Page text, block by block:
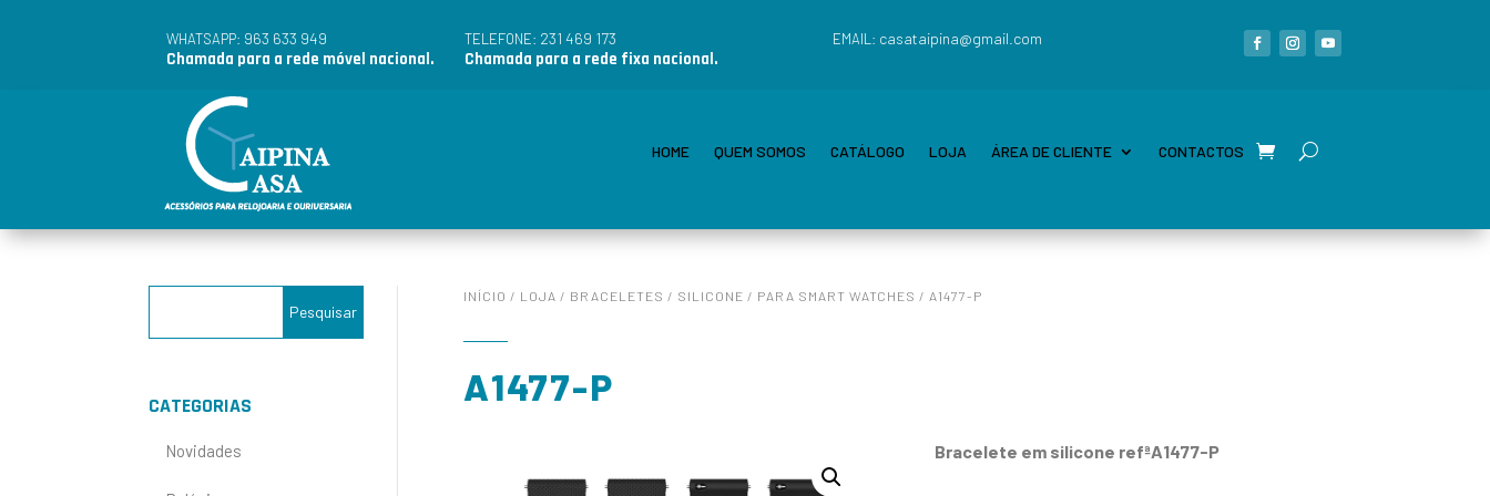
WHATSAPP: 963 633 949
Chamada para a rede móvel nacional.
TELEFONE: 231 469 173
Chamada para a rede fixa nacional.
EMAIL: casataipina@gmail.com
HOME QUEM SOMOS CATÁLOGO LOJA ÁREA DE CLIENTE CONTACTOS
CATEGORIAS
Novidades
INÍCIO / LOJA / BRACELETES / SILICONE / PARA SMART WATCHES / A1477-P
A1477-P
Bracelete em silicone refªA1477-P